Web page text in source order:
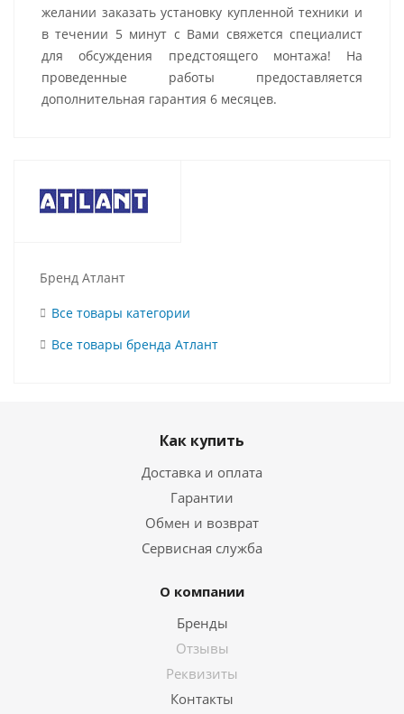
желании заказать установку купленной техники и
в течении 5 минут с Вами свяжется специалист
для обсуждения предстоящего монтажа! На
проведенные работы предоставляется
дополнительная гарантия 6 месяцев.
Бренд Атлант
Все товары категории
Все товары бренда Атлант
Как купить
Доставка и оплата
Гарантии
Обмен и возврат
Сервисная служба
О компании
Бренды
Отзывы
Реквизиты
Контакты